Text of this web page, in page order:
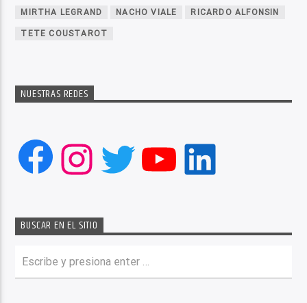
MIRTHA LEGRAND NACHO VIALE RICARDO ALFONSIN
TETE COUSTAROT
NUESTRAS REDES
Facebook
Instagram
Twitter
YouTube
LinkedIn
BUSCAR EN EL SITIO